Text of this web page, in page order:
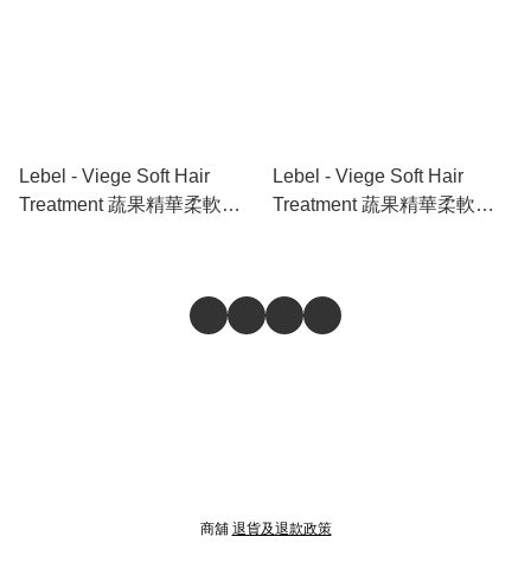
Lebel - Viege Soft Hair
Treatment 蔬果精華柔軟護
Lebel - Viege Soft Hair
Treatment 蔬果精華柔軟護
商舖 退貨及退款政策